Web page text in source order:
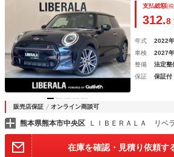
支払総額(
312.8
年式 2022年
車検
2027
整備
法定整
保証
保証付
販売店保証 オンライン商談可
熊本県熊本市中央区 ＬＩＢＥＲＡＬＡ リベ
在庫を確認・見積り依頼す